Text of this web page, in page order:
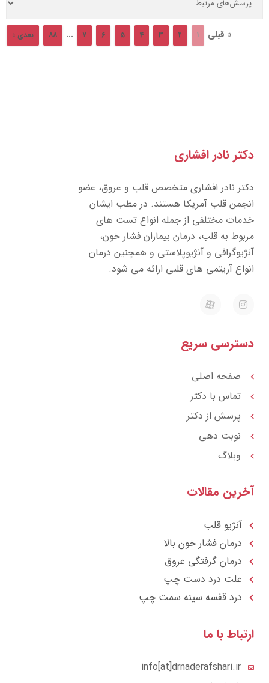
« قبلی 1
2
3
4
5
6
7
...
88 بعدی »
دکتر نادر افشاری
دکتر نادر افشاری متخصص قلب و عروق، عضو
انجمن قلب آمریکا هستند. در مطب ایشان
خدمات مختلفی از جمله انواع تست های
مربوط به قلب، درمان بیماران فشار خون،
آنژیوگرافی و آنژیوپلاستی و همچنین درمان
انواع آریتمی های قلبی ارائه می شود.
I
n
g
m
E
a
a
دسترسی سریع
صفحه اصلی
تماس با دکتر
پرسش از دکتر
نوبت دهی
وبلاگ
آخرین مقالات
آنژیو قلب
درمان فشار خون بالا
درمان گرفتگی عروق
علت درد دست چپ
درد قفسه سينه سمت چپ
ارتباط با ما
info[at]drnaderafshari.ir